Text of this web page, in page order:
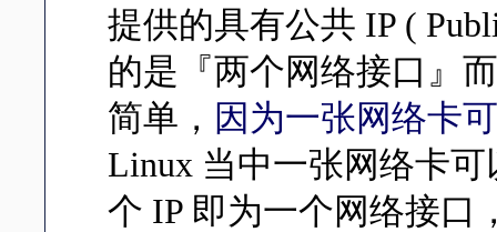
提供的具有公共 IP (
的是『两个网络接口』
简单， 因为一张网络卡
Linux 当中一张网络卡
个 IP 即为一个网络接口